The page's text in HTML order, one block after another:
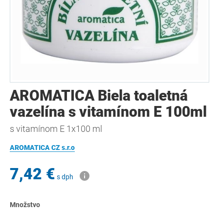
AROMATICA Biela toaletná
vazelína s vitamínom E 100ml
s vitamínom E 1x100 ml
AROMATICA CZ s.r.o
7,42 € s dph
Množstvo